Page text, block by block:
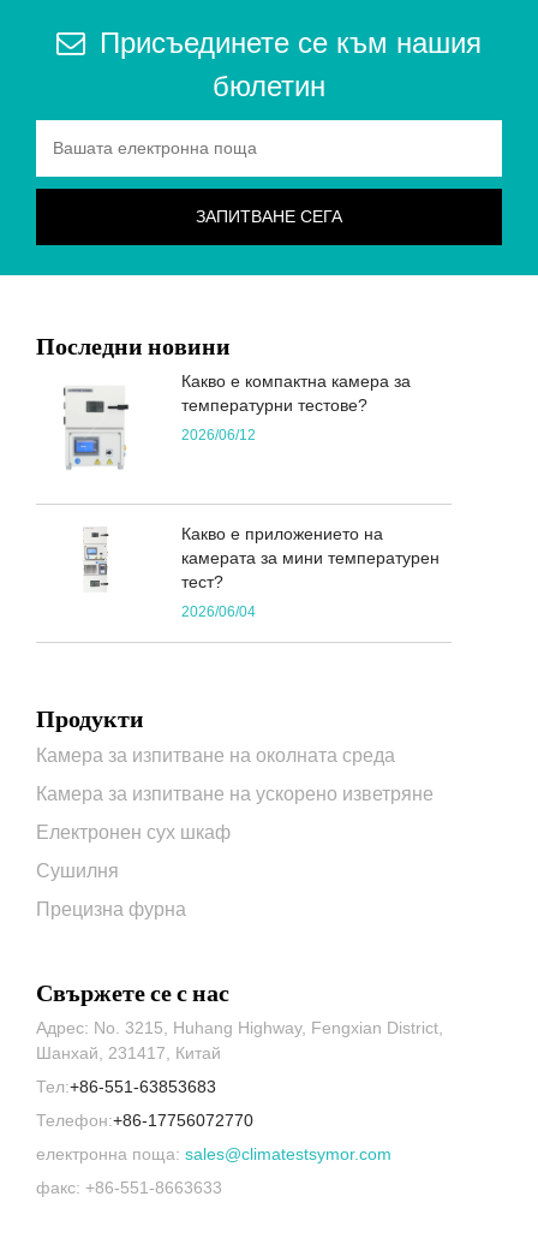
Присъединете се към нашия
бюлетин
Последни новини
Какво е компактна камера за
температурни тестове?
2026/06/12
Какво е приложението на
камерата за мини температурен
тест?
2026/06/04
Продукти
Камера за изпитване на околната среда
Камера за изпитване на ускорено изветряне
Електронен сух шкаф
Сушилня
Прецизна фурна
Свържете се с нас
Адрес: No. 3215, Huhang Highway, Fengxian District,
Шанхай, 231417, Китай
Тел:+86-551-63853683
Телефон:+86-17756072770
електронна поща: sales@climatestsymor.com
факс: +86-551-8663633